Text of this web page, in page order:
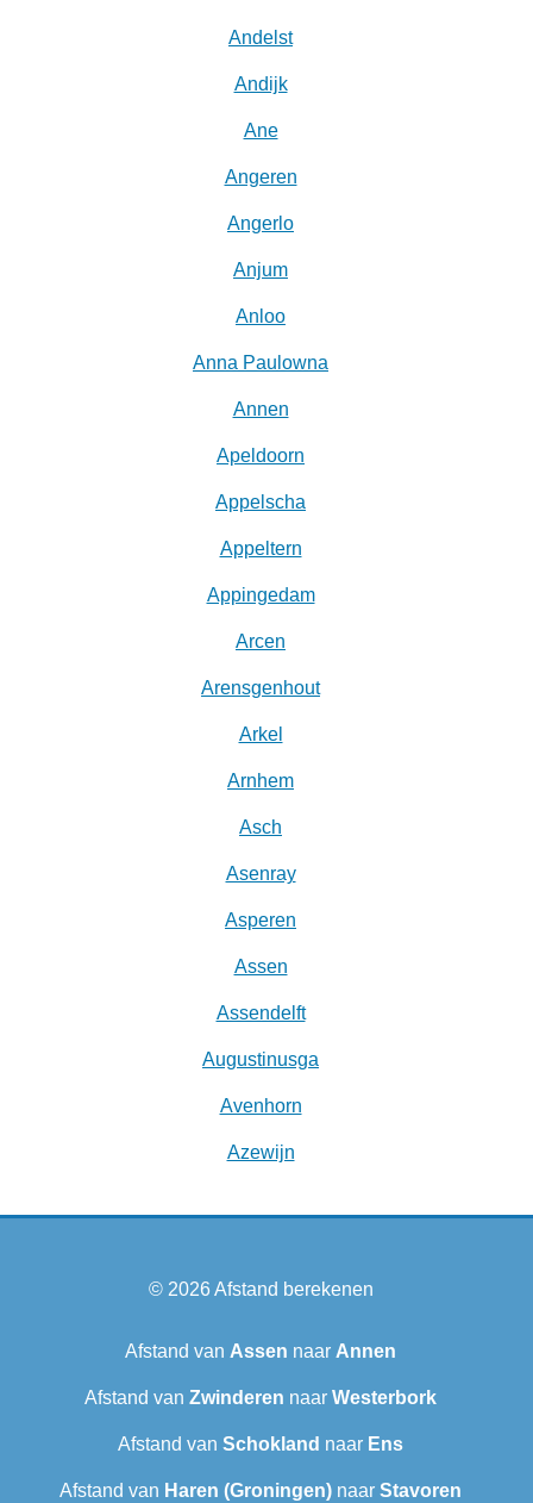
Andelst
Andijk
Ane
Angeren
Angerlo
Anjum
Anloo
Anna Paulowna
Annen
Apeldoorn
Appelscha
Appeltern
Appingedam
Arcen
Arensgenhout
Arkel
Arnhem
Asch
Asenray
Asperen
Assen
Assendelft
Augustinusga
Avenhorn
Azewijn
© 2026Afstand berekenen
Afstand van Assen naar Annen
Afstand van Zwinderen naar Westerbork
Afstand van Schokland naar Ens
Afstand van Haren (Groningen) naar Stavoren